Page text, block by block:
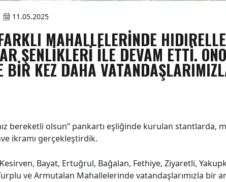
11.05.2025
MAHALLELERINDE
ŞENLIKLERI ILE DEVAM ETTI.
BIR KEZ DAHA
bereketli olsun” pankartı eşliğinde kurulan stantlarda,
ikramı gerçekleştirdik.
Bayat, Ertuğrul, Bağalan, Fethiye, Ziyaretli,
ve Armutalan Mahallelerinde vatandaşlarımızla bir